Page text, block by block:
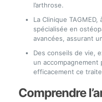
l’arthrose.
La Clinique
spécialisée en
avancées, assurant
Des conseils de vie,
un accompagnement
efficacement ce
Comprendre